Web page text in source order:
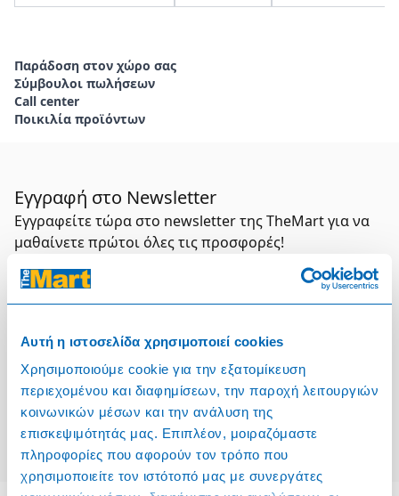
Αυτή η ιστοσελίδα χρησιμοποιεί cookies
Χρησιμοποιούμε cookie για την εξατομίκευση
περιεχομένου και διαφημίσεων, την παροχή λειτουργιών
κοινωνικών μέσων και την ανάλυση της
επισκεψιμότητάς μας. Επιπλέον, μοιραζόμαστε
πληροφορίες που αφορούν τον τρόπο που
χρησιμοποιείτε τον ιστότοπό μας με συνεργάτες
Παράδοση στον χώρο σας
Σύμβουλοι πωλήσεων
Call center
Ποικιλία προϊόντων
Εγγραφή στο Newsletter
Εγγραφείτε τώρα στο newsletter της TheMart για να
μαθαίνετε πρώτοι όλες τις προσφορές!
Συμφωνώ και αποδέχομαι τους Όρους Χρήσης
Εγγραφή